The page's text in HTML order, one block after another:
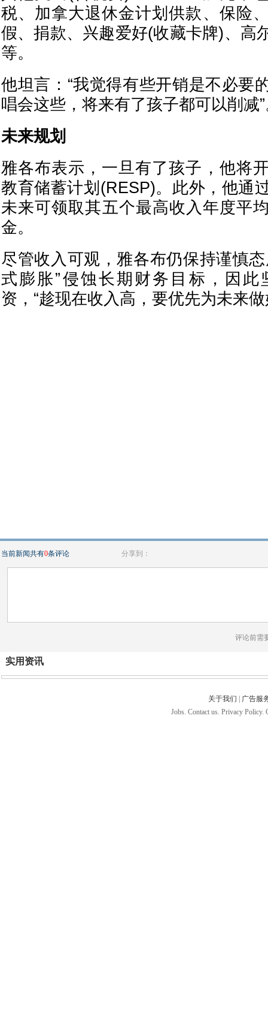
税、加拿大退休金计划供款、保险
假、捐款、兴趣爱好(收藏卡牌)、高
等。
他坦言：“我觉得有些开销是不必要
唱会这些，将来有了孩子都可以削减
未来规划
雅各布表示，一旦有了孩子，他将
教育储蓄计划(RESP)。此外，他通
未来可领取其五个最高收入年度平
金。
尽管收入可观，雅各布仍保持谨慎
式膨胀”侵蚀长期财务目标，因此
资，“趁现在收入高，要优先为未来
当前新闻共有0条评论 分享到：
评论前需
实用资讯
关于我们
广告服
Jobs. Contact us. Privacy